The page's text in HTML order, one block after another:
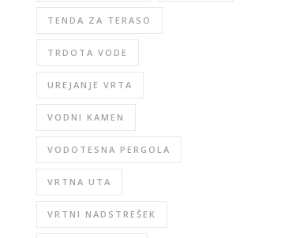
TENDA ZA TERASO
TRDOTA VODE
UREJANJE VRTA
VODNI KAMEN
VODOTESNA PERGOLA
VRTNA UTA
VRTNI NADSTREŠEK